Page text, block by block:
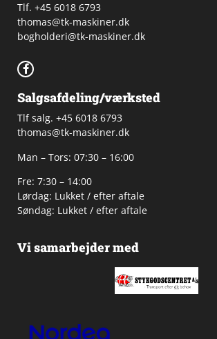
​Tlf. +45 6018 6793
thomas@tk-maskiner.dk
bogholderi@tk-maskiner.dk
Salgsafdeling/værksted
Tlf salg. +45 6018 6793
thomas@tk-maskiner.dk
Man – Tors: 07:30 – 16:00
Fre: 7:30 – 14:00
Lørdag: Lukket / efter aftale
Søndag: Lukket / efter aftale
Vi samarbejder med